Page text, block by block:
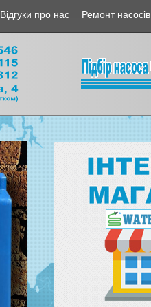
Відгуки про нас Ремонт насосів